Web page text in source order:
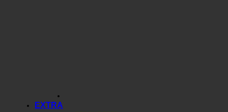
EXTRA